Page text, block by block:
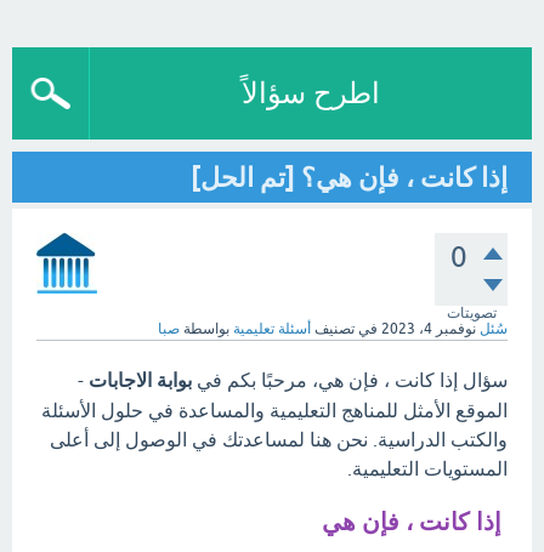
اطرح سؤالاً
إذا كانت ، فإن هي؟ [تم الحل]
0
تصويتات
سُئل نوفمبر 4، 2023 في تصنيف أسئلة تعليمية بواسطة صبا
سؤال إذا كانت ، فإن هي، مرحبًا بكم في بوابة الاجابات -
الموقع الأمثل للمناهج التعليمية والمساعدة في حلول الأسئلة
والكتب الدراسية. نحن هنا لمساعدتك في الوصول إلى أعلى
المستويات التعليمية.
إذا كانت ، فإن هي